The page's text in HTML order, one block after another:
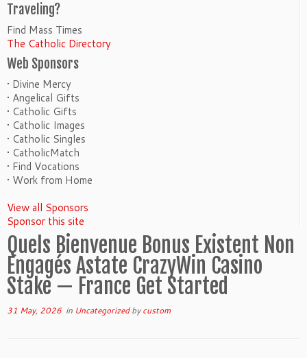
Traveling?
Find Mass Times
The Catholic Directory
Web Sponsors
• Divine Mercy
• Angelical Gifts
• Catholic Gifts
• Catholic Images
• Catholic Singles
• CatholicMatch
• Find Vocations
• Work from Home
View all Sponsors
Sponsor this site
Quels Bienvenue Bonus Existent Non
Engagés Astate CrazyWin Casino
Stake — France Get Started
31 May, 2026 in Uncategorizedbycustom